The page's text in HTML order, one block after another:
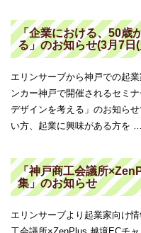
「企業における、50歳
る」のお知らせ(3月7日
エリンサーブから神戸での起
ンカー神戸で開催されるセミ
デザインを考える」のお知ら
い方、起業に興味がある方を …
「神戸商工会議所
集」のお知らせ
エリンサーブより起業家向け